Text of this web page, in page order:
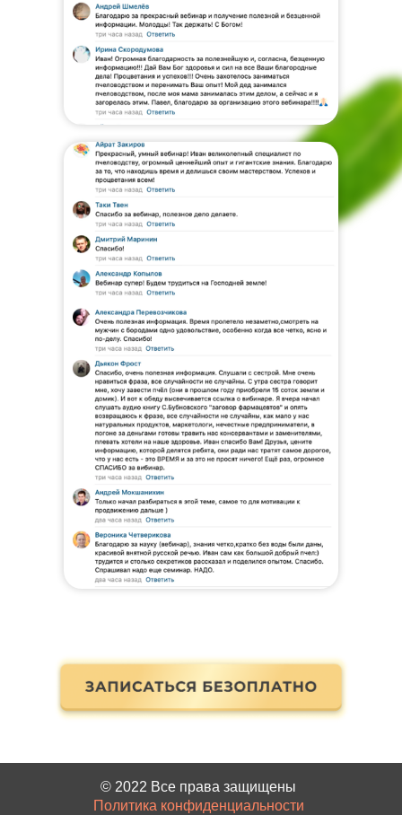
©️ 2022 Все права защищены
Политика конфиденциальности